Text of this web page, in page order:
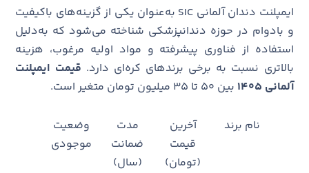
ایمپلنت دندان آلمانی SIC به‌عنوان یکی از گزینه‌های باکیفیت
و بادوام در حوزه دندانپزشکی شناخته می‌شود که به‌دلیل
استفاده از فناوری پیشرفته و مواد اولیه مرغوب، هزینه
بالاتری نسبت به برخی برندهای کره‌ای دارد. قیمت ایمپلنت
آلمانی 1405 بین ۵۰ تا ۳۵ میلیون تومان متغیر است.
نام برند
آخرین
قیمت
(تومان)
مدت
ضمانت
(سال)
وضعیت
موجودی